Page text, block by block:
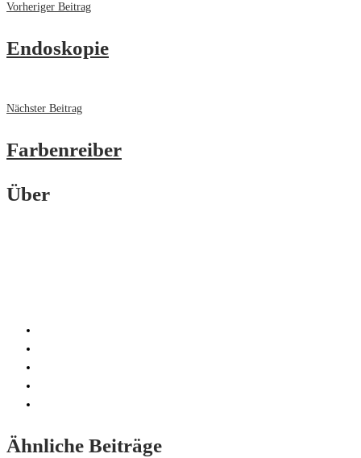
Vorheriger Beitrag
Endoskopie
Nächster Beitrag
Farbenreiber
Über
Ähnliche Beiträge